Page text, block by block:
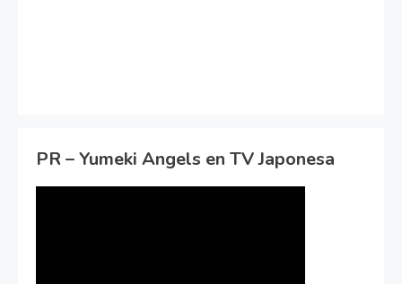
PR – Yumeki Angels en TV Japonesa